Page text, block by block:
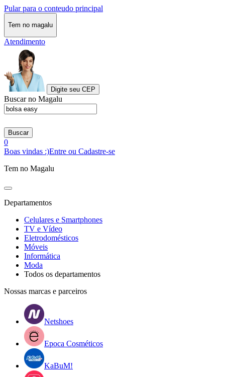
Pular para o conteudo principal
Tem no magalu
Atendimento
Digite seu CEP
Buscar no Magalu
Buscar
0
Boas vindas :)Entre ou Cadastre-se
Tem no Magalu
Departamentos
Celulares e Smartphones
TV e Vídeo
Eletrodomésticos
Móveis
Informática
Moda
Todos os departamentos
Nossas marcas e parceiros
Netshoes
Epoca Cosméticos
KaBuM!